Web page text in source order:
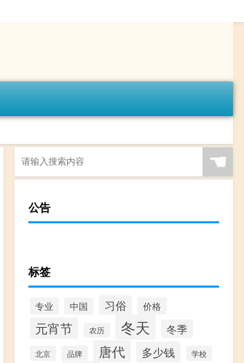
☚
公告
标签
专业 中国 习俗 价格
元宵节 农历 冬天 冬季
北京 品牌 唐代 多少钱 学校